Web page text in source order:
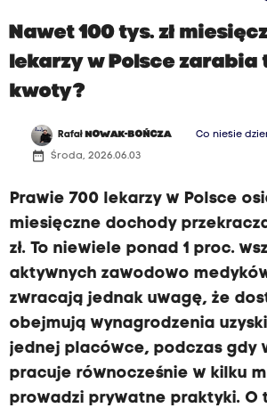
Nawet 100 tys. zł
lekarzy w Polsce zarabia
kwoty?
Rafał NOWAK-BOŃCZA Co niesie
date_range Środa, 2026.06.03
Prawie 700 lekarzy w Polsce
miesięczne dochody
zł. To niewiele ponad 1 proc.
aktywnych zawodowo
zwracają jednak uwagę, że
obejmują wynagrodzenia
jednej placówce, podczas gdy
pracuje równocześnie w kilku
prowadzi prywatne praktyki. O